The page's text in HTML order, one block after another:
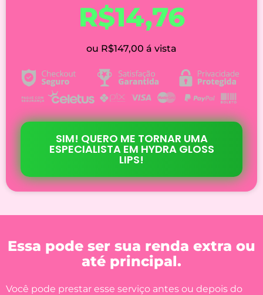
R$14,76
ou R$147,00 á vista
SIM! QUERO ME TORNAR UMA
ESPECIALISTA EM HYDRA GLOSS
LIPS!
Essa pode ser sua renda extra ou
até principal.
Você pode prestar esse serviço antes ou depois do